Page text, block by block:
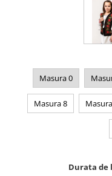
Masura 0
Masura 8
Durata de